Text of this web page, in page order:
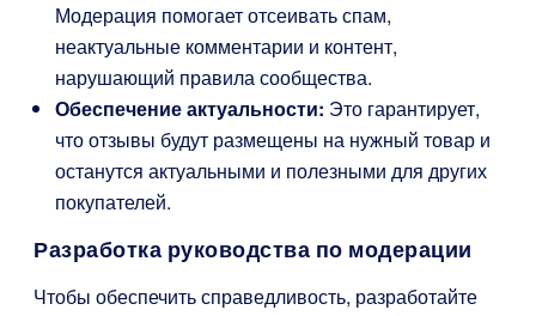
Модерация помогает отсеивать спам,
неактуальные комментарии и контент,
нарушающий правила сообщества.
Обеспечение актуальности: Это гарантирует,
что отзывы будут размещены на нужный товар и
останутся актуальными и полезными для других
покупателей.
Разработка руководства по модерации
Чтобы обеспечить справедливость, разработайте